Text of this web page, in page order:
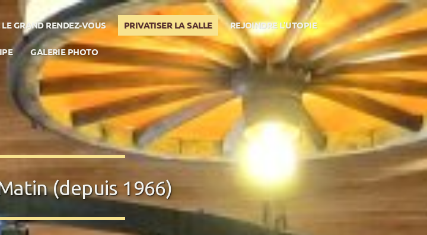
GRAND RENDEZ-VOUS PRIVATISER LA SALLE REJOINDRE L'UTOPIE
GALERIE PHOTO
(depuis 1966)